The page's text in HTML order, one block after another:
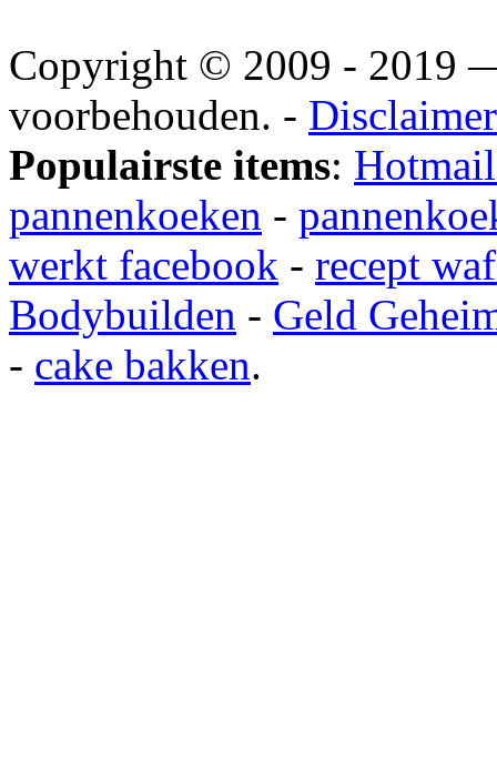
Copyright © 2009 - 2019
voorbehouden. - Disclaimer
Populairste items:
pannenkoeken -
werkt facebook - recept
Bodybuilden - Geld
- cake bakken.